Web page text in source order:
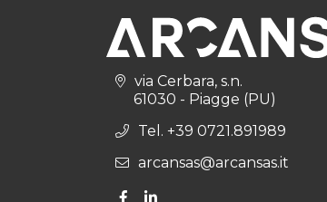
via Cerbara, s.n.
61030 - Piagge (PU)
Tel. +39 0721.891989
arcansas@arcansas.it